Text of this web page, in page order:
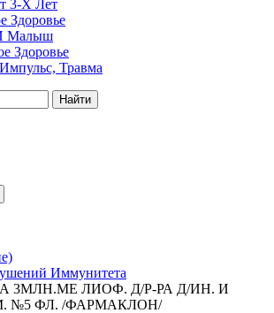
3-Х Лет
Здоровье
Малыш
Здоровье
Травма
Найти
Иммунитета
3МЛН.МЕ ЛИОФ. Д/Р-РА Д/ИН. И
№5 ФЛ. /ФАРМАКЛОН/